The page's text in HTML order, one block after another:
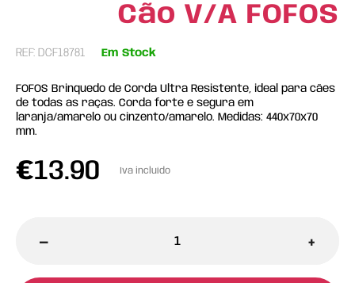
Cão V/A FOFOS
REF: DCF18781 Em Stock
FOFOS Brinquedo de Corda Ultra Resistente, ideal para cães
de todas as raças. Corda forte e segura em
laranja/amarelo ou cinzento/amarelo. Medidas: 440x70x70
mm.
€13.90 Iva incluído
- +